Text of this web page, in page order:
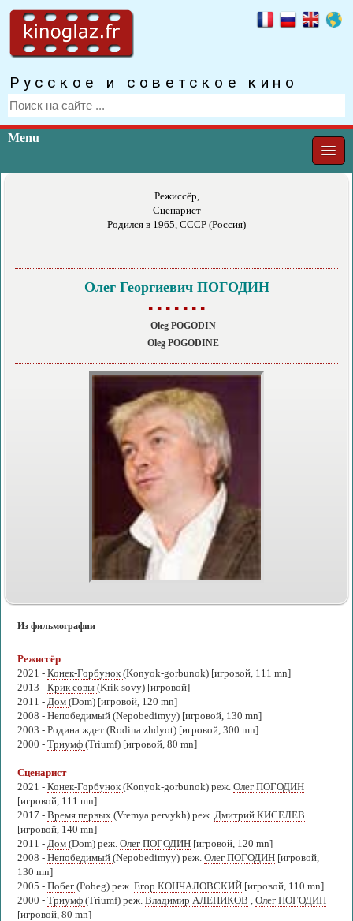
Русское и советское кино
Menu
Режиссёр,
Сценарист
Родился в 1965, СССР (Россия)
Олег Георгиевич ПОГОДИН
▪ ▪ ▪ ▪ ▪ ▪ ▪
Oleg POGODIN
Oleg POGODINE
Из фильмографии
Режиссёр
2021 - Конек-Горбунок (Konyok-gorbunok) [игровой, 111 mn]
2013 - Крик совы (Krik sovy) [игровой]
2011 - Дом (Dom) [игровой, 120 mn]
2008 - Непобедимый (Nepobedimyy) [игровой, 130 mn]
2003 - Родина ждет (Rodina zhdyot) [игровой, 300 mn]
2000 - Триумф (Triumf) [игровой, 80 mn]
Сценарист
2021 - Конек-Горбунок (Konyok-gorbunok) реж. Олег ПОГОДИН
[игровой, 111 mn]
2017 - Время первых (Vremya pervykh) реж. Дмитрий КИСЕЛЕВ
[игровой, 140 mn]
2011 - Дом (Dom) реж. Олег ПОГОДИН [игровой, 120 mn]
2008 - Непобедимый (Nepobedimyy) реж. Олег ПОГОДИН [игровой,
130 mn]
2005 - Побег (Pobeg) реж. Егор КОНЧАЛОВСКИЙ [игровой, 110 mn]
2000 - Триумф (Triumf) реж. Владимир АЛЕНИКОВ
Олег ПОГОДИН
[игровой, 80 mn]